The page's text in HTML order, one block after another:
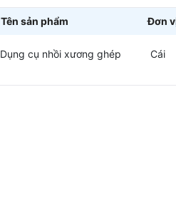
Tên sản phẩm Đơn
Dụng cụ nhồi xương ghép Cái